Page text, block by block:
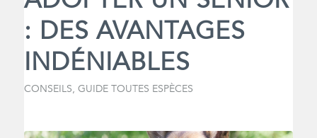
: DES AVANTAGES
INDÉNIABLES
CONSEILS, GUIDE TOUTES ESPÈCES